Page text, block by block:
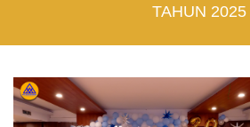
TAHUN 2025